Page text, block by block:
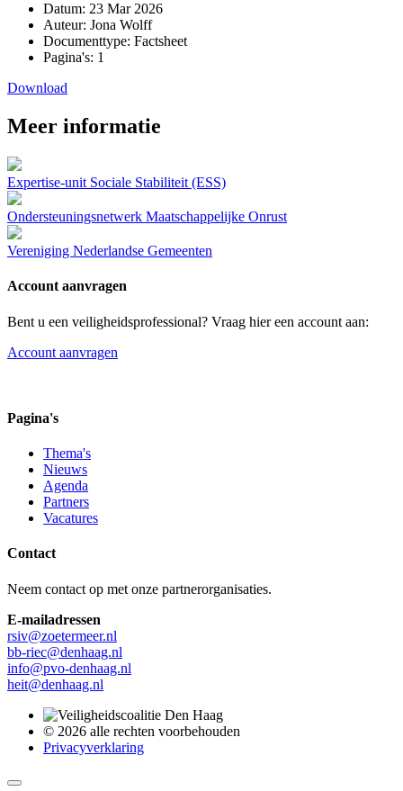
Datum: 23 Mar 2026
Auteur: Jona Wolff
Documenttype: Factsheet
Pagina's: 1
Download
Meer informatie
Expertise-unit Sociale Stabiliteit (ESS)
Ondersteuningsnetwerk Maatschappelijke Onrust
Vereniging Nederlandse Gemeenten
Account aanvragen
Bent u een veiligheidsprofessional? Vraag hier een account aan:
Account aanvragen
Pagina's
Thema's
Nieuws
Agenda
Partners
Vacatures
Contact
Neem contact op met onze partnerorganisaties.
E-mailadressen
rsiv@zoetermeer.nl
bb-riec@denhaag.nl
info@pvo-denhaag.nl
heit@denhaag.nl
© 2026 alle rechten voorbehouden
Privacyverklaring